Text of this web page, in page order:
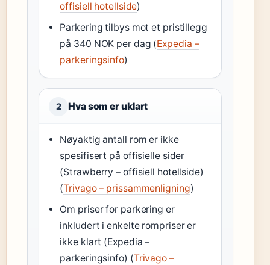
offisiell hotellside)
Parkering tilbys mot et pristillegg
på 340 NOK per dag (Expedia –
parkeringsinfo)
2 Hva som er uklart
Nøyaktig antall rom er ikke
spesifisert på offisielle sider
(Strawberry – offisiell hotellside)
(Trivago – prissammenligning)
Om priser for parkering er
inkludert i enkelte rompriser er
ikke klart (Expedia –
parkeringsinfo) (Trivago –